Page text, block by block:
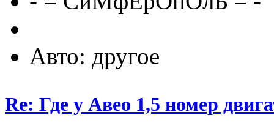
Авто: другое
Re: Где у Авео 1,5 номер